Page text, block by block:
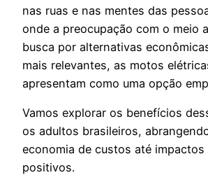
nas ruas e nas mentes das
onde a preocupação com o meio
busca por alternativas
mais relevantes, as motos
apresentam como uma opção
Vamos explorar os benefícios
os adultos brasileiros,
economia de custos até impactos
positivos.